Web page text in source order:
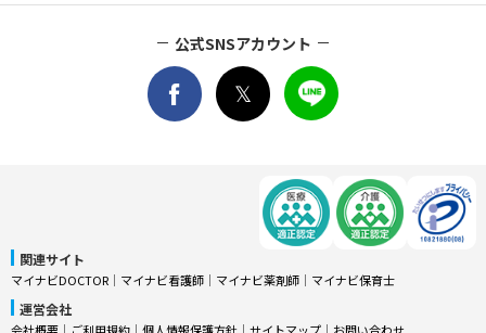
公式SNSアカウント
関連サイト
マイナビDOCTOR │ マイナビ看護師 │ マイナビ薬剤師 │ マイナビ保育士
運営会社
会社概要 │ ご利用規約 │ 個人情報保護方針 │ サイトマップ │ お問い合わせ